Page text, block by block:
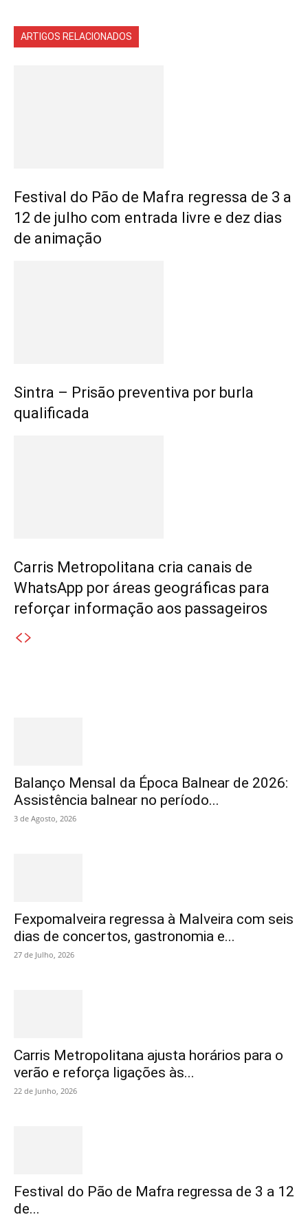
ARTIGOS RELACIONADOS
Festival do Pão de Mafra regressa de 3 a
12 de julho com entrada livre e dez dias
de animação
Sintra – Prisão preventiva por burla
qualificada
Carris Metropolitana cria canais de
WhatsApp por áreas geográficas para
reforçar informação aos passageiros
Balanço Mensal da Época Balnear de 2026:
Assistência balnear no período...
3 de Agosto, 2026
Fexpomalveira regressa à Malveira com seis
dias de concertos, gastronomia e...
27 de Julho, 2026
Carris Metropolitana ajusta horários para o
verão e reforça ligações às...
22 de Junho, 2026
Festival do Pão de Mafra regressa de 3 a 12
de...